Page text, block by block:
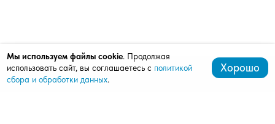
Мы используем файлы cookie. Продолжая
использовать сайт, вы соглашаетесь с политикой
сбора и обработки данных.
Хорошо